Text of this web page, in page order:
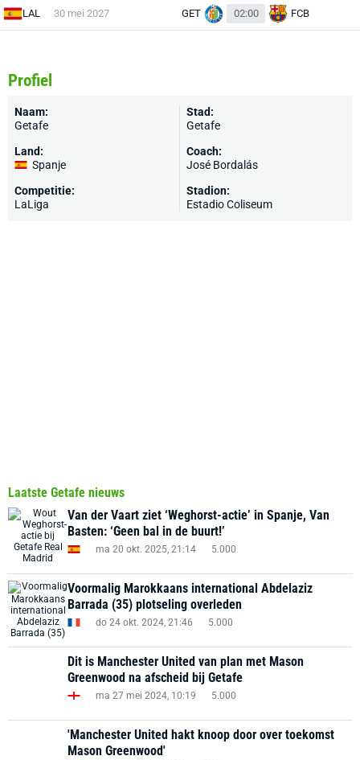
LAL 30 mei 2027 GET 02:00 FCB
Profiel
Naam:
Getafe
Land:
Spanje
Competitie:
LaLiga
Stad:
Getafe
Coach:
José Bordalás
Stadion:
Estadio Coliseum
Laatste Getafe nieuws
Van der Vaart ziet ‘Weghorst-actie’ in Spanje, Van
Basten: ‘Geen bal in de buurt!’
ma 20 okt. 2025, 21:14 5.000
Voormalig Marokkaans international Abdelaziz
Barrada (35) plotseling overleden
do 24 okt. 2024, 21:46 5.000
Dit is Manchester United van plan met Mason
Greenwood na afscheid bij Getafe
ma 27 mei 2024, 10:19 5.000
'Manchester United hakt knoop door over toekomst
Mason Greenwood'